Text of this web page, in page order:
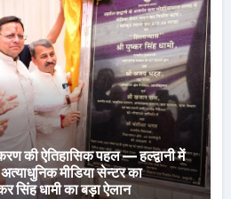
की ऐतिहासिक पहल — हल्द्वानी में
मीडिया सेन्टर का
सिंह धामी का बड़ा ऐलान